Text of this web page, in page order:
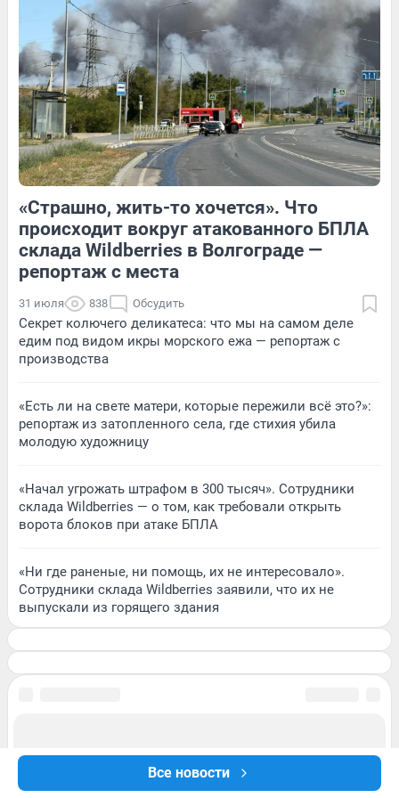
Все новости
1 Обсудить 9 Обсудить
Обсудить
«Страшно, жить-то хочется». Что
происходит вокруг атакованного БПЛА
склада Wildberries в Волгограде —
репортаж с места
31 июля 838 Обсудить
Секрет колючего деликатеса: что мы на самом деле
едим под видом икры морского ежа — репортаж с
производства
«Есть ли на свете матери, которые пережили всё это?»:
репортаж из затопленного села, где стихия убила
молодую художницу
«Начал угрожать штрафом в 300 тысяч». Сотрудники
склада Wildberries — о том, как требовали открыть
ворота блоков при атаке БПЛА
«Ни где раненые, ни помощь, их не интересовало».
Сотрудники склада Wildberries заявили, что их не
выпускали из горящего здания